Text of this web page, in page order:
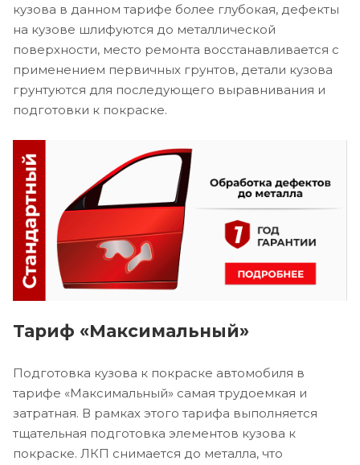
кузова в данном тарифе более глубокая, дефекты
на кузове шлифуются до металлической
поверхности, место ремонта восстанавливается с
применением первичных грунтов, детали кузова
грунтуются для последующего выравнивания и
подготовки к покраске.
Тариф «Максимальный»
Подготовка кузова к покраске автомобиля в
тарифе «Максимальный» самая трудоемкая и
затратная. В рамках этого тарифа выполняется
тщательная подготовка элементов кузова к
покраске. ЛКП снимается до металла, что